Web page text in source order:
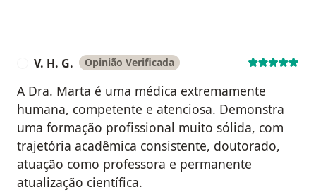
V. H. G. Opinião Verificada
A Dra. Marta é uma médica extremamente
humana, competente e atenciosa. Demonstra
uma formação profissional muito sólida, com
trajetória acadêmica consistente, doutorado,
atuação como professora e permanente
atualização científica.